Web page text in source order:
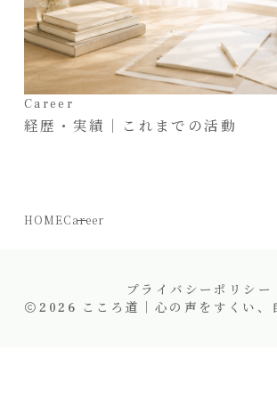
Career
経歴・実績｜これまでの活動
HOMECareer
プライバシーポリシー
2026 こころ道｜心の声をすくい、